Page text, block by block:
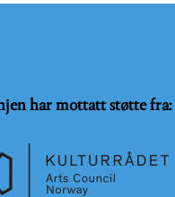
har mottatt støtte fra: